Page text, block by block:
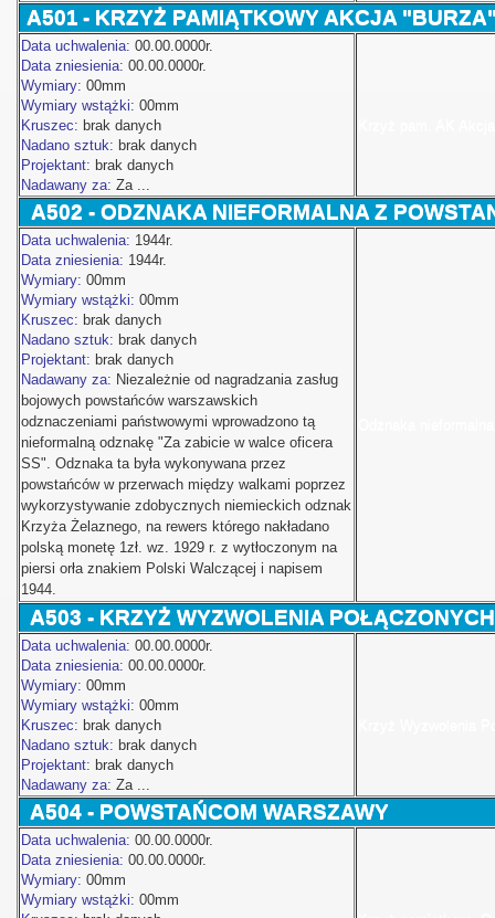
A501 - KRZYŻ PAMIĄTKOWY AKCJA
Data uchwalenia: 00.00.0000r.
Data zniesienia: 00.00.0000r.
Wymiary: 00mm
Wymiary wstążki: 00mm
Kruszec: brak danych
Nadano sztuk: brak danych
Projektant: brak danych
Nadawany za: Za ...
A502 - ODZNAKA NIEFORMALNA Z
Data uchwalenia: 1944r.
Data zniesienia: 1944r.
Wymiary: 00mm
Wymiary wstążki: 00mm
Kruszec: brak danych
Nadano sztuk: brak danych
Projektant: brak danych
Nadawany za: Niezależnie od nagradzania zasług
bojowych powstańców warszawskich
odznaczeniami państwowymi wprowadzono tą
nieformalną odznakę "Za zabicie w walce oficera
SS". Odznaka ta była wykonywana przez
powstańców w przerwach między walkami poprzez
wykorzystywanie zdobycznych niemieckich odznak
Krzyża Żelaznego, na rewers którego nakładano
polską monetę 1zł. wz. 1929 r. z wytłoczonym na
piersi orła znakiem Polski Walczącej i napisem
1944.
A503 - KRZYŻ WYZWOLENIA
Data uchwalenia: 00.00.0000r.
Data zniesienia: 00.00.0000r.
Wymiary: 00mm
Wymiary wstążki: 00mm
Kruszec: brak danych
Nadano sztuk: brak danych
Projektant: brak danych
Nadawany za: Za ...
A504 - POWSTAŃCOM WARSZAWY
Data uchwalenia: 00.00.0000r.
Data zniesienia: 00.00.0000r.
Wymiary: 00mm
Wymiary wstążki: 00mm
Polski